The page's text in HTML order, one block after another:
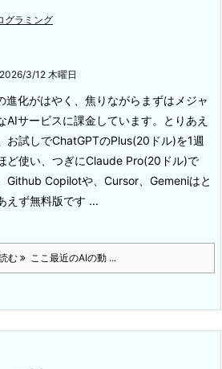
グラミング
2026/3/12 木曜日
進化がはやく、焦りながらまずはメジャ
AIサービスに課金しています。
とりあえ
お試しでChatGPTのPlus(20ドル)を1週
ど使い、つぎにClaude Pro(20ドル)で
Github Copilotや、Cursor、Gemeniはと
えず無料版です ...
む ここ最近のAIの動 ...